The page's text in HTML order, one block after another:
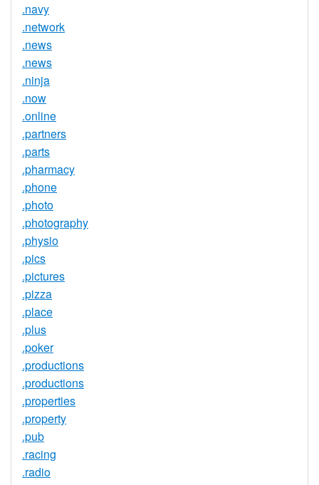
.navy
.network
.news
.news
.ninja
.now
.online
.partners
.parts
.pharmacy
.phone
.photo
.photography
.physio
.pics
.pictures
.pizza
.place
.plus
.poker
.productions
.productions
.properties
.property
.pub
.racing
.radio